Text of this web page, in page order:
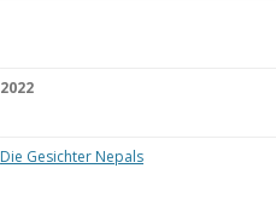
2022
Die Gesichter Nepals